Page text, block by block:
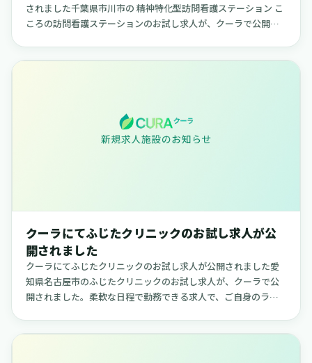
されました千葉県市川市の 精神特化型訪問看護ステーション こ
ころの訪問看護ステーションのお試し求人が、クーラで公開さ
クーラにてふじたクリニックのお試し求人が公
開されました
クーラにてふじたクリニックのお試し求人が公開されました愛
知県名古屋市のふじたクリニックのお試し求人が、クーラで公
開されました。柔軟な日程で勤務できる求人で、ご自身のライ